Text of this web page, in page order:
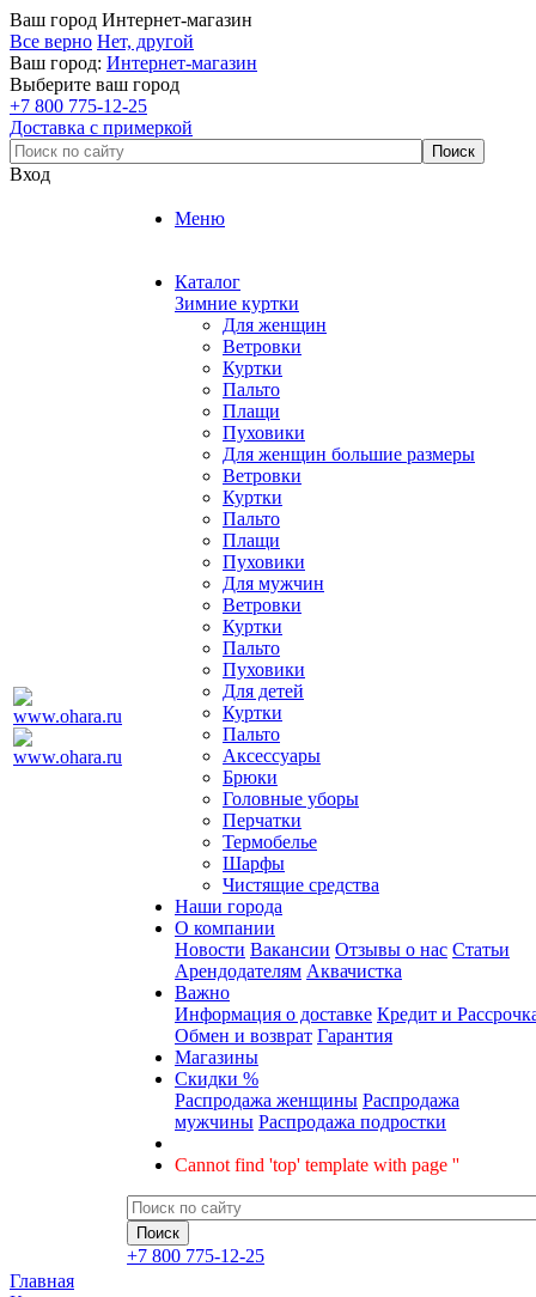
Ваш город Интернет-магазин
Все верно Нет, другой
Ваш город: Интернет-магазин
Выберите ваш город
+7 800 775-12-25
Доставка с примеркой
Вход
Меню
Каталог
Зимние куртки
Для женщин
Ветровки
Куртки
Пальто
Плащи
Пуховики
Для женщин большие размеры
Ветровки
Куртки
Пальто
Плащи
Пуховики
Для мужчин
Ветровки
Куртки
Пальто
Пуховики
Для детей
Куртки
Пальто
Аксессуары
Брюки
Головные уборы
Перчатки
Термобелье
Шарфы
Чистящие средства
Наши города
О компании
Новости Вакансии Отзывы о нас Статьи
Арендодателям Аквачистка
Важно
Информация о доставке Кредит и
Обмен и возврат Гарантия
Магазины
Скидки %
Распродажа женщины Распродажа
мужчины Распродажа подростки
Cannot find 'top' template with page ''
+7 800 775-12-25
Главная